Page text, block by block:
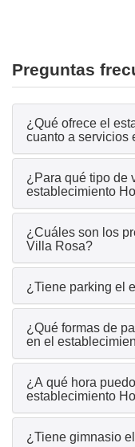
Preguntas
¿Qué ofrece el
cuanto a servicios
¿Para qué tipo de
establecimiento
¿Cuáles son los
Villa Rosa?
¿Tiene parking el
¿Qué formas de
en el
¿A qué hora
establecimiento
¿Tiene gimnasio